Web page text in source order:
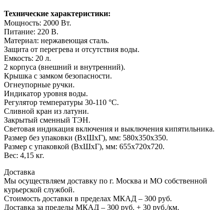
Технические характеристики:
Мощность: 2000 Вт.
Питание: 220 В.
Материал: нержавеющая сталь.
Защита от перегрева и отсутствия воды.
Емкость: 20 л.
2 корпуса (внешний и внутренний).
Крышка с замком безопасности.
Огнеупорные ручки.
Индикатор уровня воды.
Регулятор температуры 30-110 °С.
Сливной кран из латуни.
Закрытый сменный ТЭН.
Световая индикация включения и выключения кипятильника.
Размер без упаковки (ВхШхГ), мм: 580х350х350.
Размер с упаковкой (ВхШхГ), мм: 655х720х720.
Вес: 4,15 кг.
Доставка
Мы осуществляем доставку по г. Москва и МО собственной
курьерской службой.
Стоимость доставки в пределах МКАД – 300 руб.
Доставка за пределы МКАД – 300 руб. + 30 руб./км.